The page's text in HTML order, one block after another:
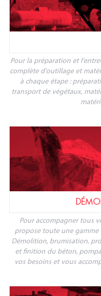
Pour la préparation et
complète d'outillage et
à chaque étape :
transport de végétaux,
Pour accompagner tous
propose toute une
Démolition, brumisation,
et finition du béton,
vos besoins et vous